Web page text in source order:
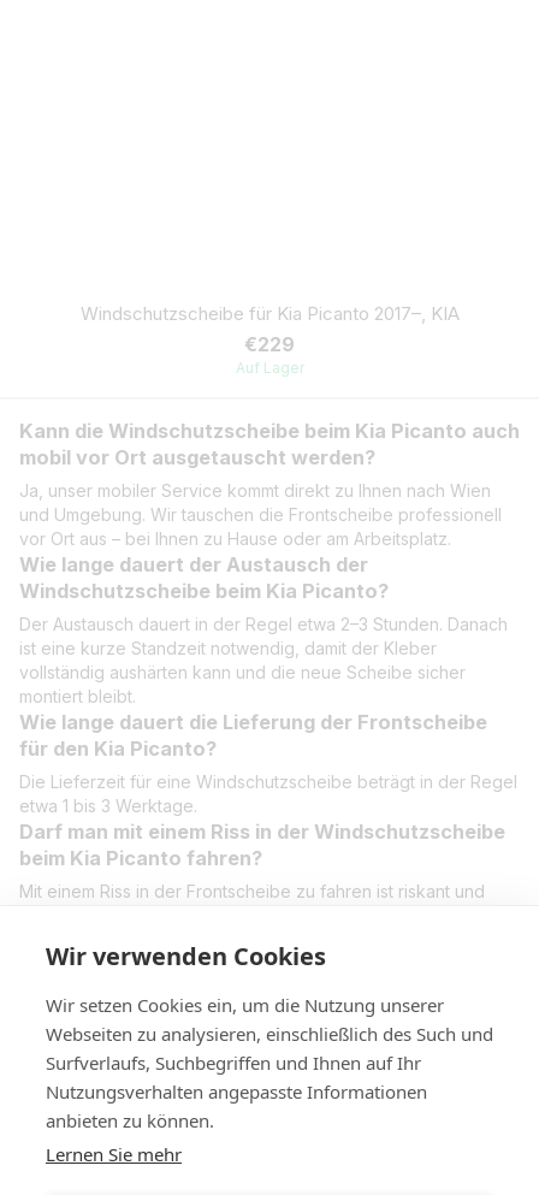
Windschutzscheibe für Kia Picanto 2017–, KIA
€229
Auf Lager
Kann die Windschutzscheibe beim Kia Picanto auch
mobil vor Ort ausgetauscht werden?
Ja, unser mobiler Service kommt direkt zu Ihnen nach Wien
und Umgebung. Wir tauschen die Frontscheibe professionell
vor Ort aus – bei Ihnen zu Hause oder am Arbeitsplatz.
Wie lange dauert der Austausch der
Windschutzscheibe beim Kia Picanto?
Der Austausch dauert in der Regel etwa 2–3 Stunden. Danach
ist eine kurze Standzeit notwendig, damit der Kleber
vollständig aushärten kann und die neue Scheibe sicher
montiert bleibt.
Wie lange dauert die Lieferung der Frontscheibe
für den Kia Picanto?
Die Lieferzeit für eine Windschutzscheibe beträgt in der Regel
etwa 1 bis 3 Werktage.
Darf man mit einem Riss in der Windschutzscheibe
beim Kia Picanto fahren?
Mit einem Riss in der Frontscheibe zu fahren ist riskant und
empfehlen, das Glas so schnell wie möglich reparieren oder
+4314420014
Wir verwenden Cookies
Wir setzen Cookies ein, um die Nutzung unserer
Webseiten zu analysieren, einschließlich des Such und
Surfverlaufs, Suchbegriffen und Ihnen auf Ihr
Nutzungsverhalten angepasste Informationen
anbieten zu können.
Lernen Sie mehr